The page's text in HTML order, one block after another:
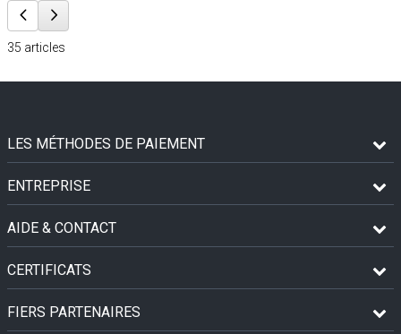
35 articles
LES MÉTHODES DE PAIEMENT
ENTREPRISE
AIDE & CONTACT
CERTIFICATS
FIERS PARTENAIRES